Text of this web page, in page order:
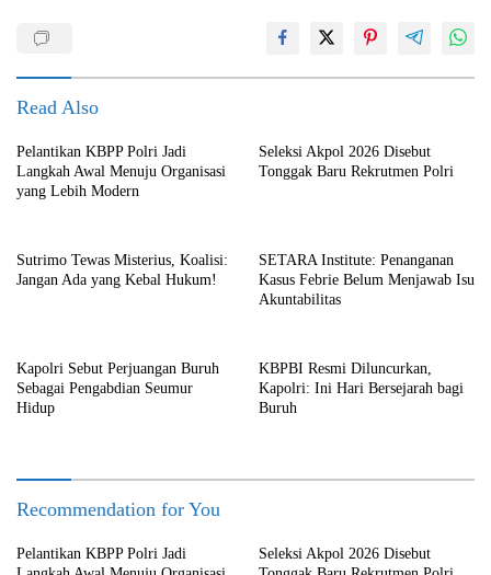
Read Also
Pelantikan KBPP Polri Jadi
Langkah Awal Menuju Organisasi
yang Lebih Modern
Seleksi Akpol 2026 Disebut
Tonggak Baru Rekrutmen Polri
Sutrimo Tewas Misterius, Koalisi:
Jangan Ada yang Kebal Hukum!
SETARA Institute: Penanganan
Kasus Febrie Belum Menjawab Isu
Akuntabilitas
Kapolri Sebut Perjuangan Buruh
Sebagai Pengabdian Seumur
Hidup
KBPBI Resmi Diluncurkan,
Kapolri: Ini Hari Bersejarah bagi
Buruh
Recommendation for You
Pelantikan KBPP Polri Jadi
Seleksi Akpol 2026 Disebut